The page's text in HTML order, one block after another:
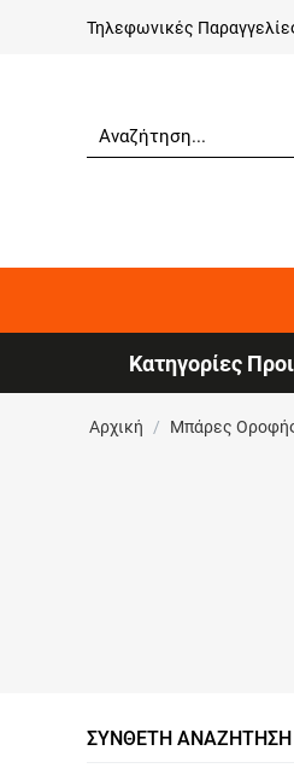
Τηλεφωνικές
Κατηγορίες
Αρχική / Μπάρες
ΣΎΝΘΕΤΗ ΑΝΑΖΉΤΗΣΗ